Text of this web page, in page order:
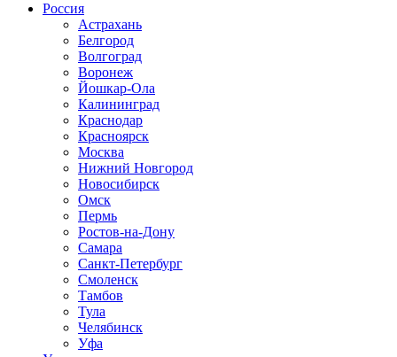
Россия
Астрахань
Белгород
Волгоград
Воронеж
Йошкар-Ола
Калининград
Краснодар
Красноярск
Москва
Нижний Новгород
Новосибирск
Омск
Пермь
Ростов-на-Дону
Самара
Санкт-Петербург
Смоленск
Тамбов
Тула
Челябинск
Уфа